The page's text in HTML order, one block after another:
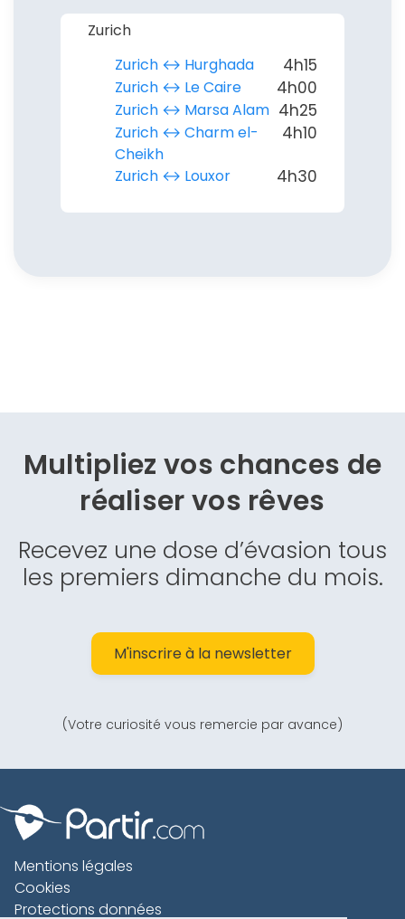
Zurich
Zurich ↔︎ Hurghada
4h15
Zurich ↔︎ Le Caire 4h00
Zurich ↔︎ Marsa Alam 4h25
Zurich ↔︎ Charm el-
Cheikh
4h10
Zurich ↔︎ Louxor 4h30
Multipliez vos chances de
réaliser vos rêves
Recevez une dose d’évasion tous
les premiers dimanche du mois.
M'inscrire à la newsletter
(Votre curiosité vous remercie par avance)
Mentions légales
Cookies
Protections données